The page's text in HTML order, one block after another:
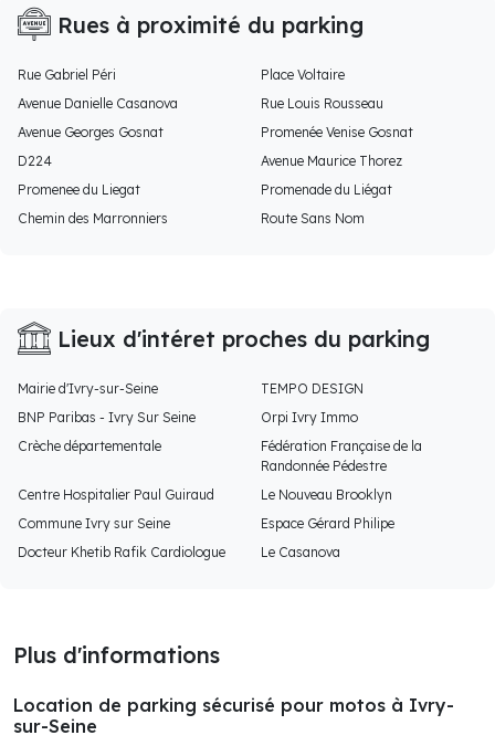
Rues à proximité du parking
Rue Gabriel Péri
Place Voltaire
Avenue Danielle Casanova
Rue Louis Rousseau
Avenue Georges Gosnat
Promenée Venise Gosnat
D224
Avenue Maurice Thorez
Promenee du Liegat
Promenade du Liégat
Chemin des Marronniers
Route Sans Nom
Lieux d'intéret proches du parking
Mairie d'Ivry-sur-Seine
TEMPO DESIGN
BNP Paribas - Ivry Sur Seine
Orpi Ivry Immo
Crèche départementale
Fédération Française de la
Randonnée Pédestre
Centre Hospitalier Paul Guiraud
Le Nouveau Brooklyn
Commune Ivry sur Seine
Espace Gérard Philipe
Docteur Khetib Rafik Cardiologue
Le Casanova
Plus d'informations
Location de parking sécurisé pour motos à Ivry-
sur-Seine